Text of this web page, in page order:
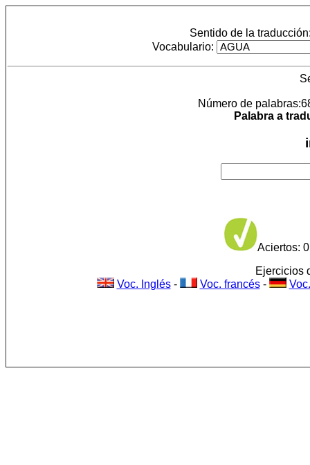
Sentido de la
Vocabulario:
Número de
Palabra a
Aciertos:
Ejercicios
Voc. Inglés- Voc. francés-